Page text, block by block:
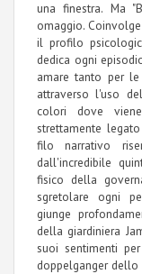
una finestra. Ma
omaggio.
il profilo
dedica ogni
amare tanto per
attraverso l'uso
colori dove
strettamente
filo narrativo
dall'incredibile
fisico della
sgretolare ogni
giunge
della giardiniera
suoi sentimenti
doppelganger dello